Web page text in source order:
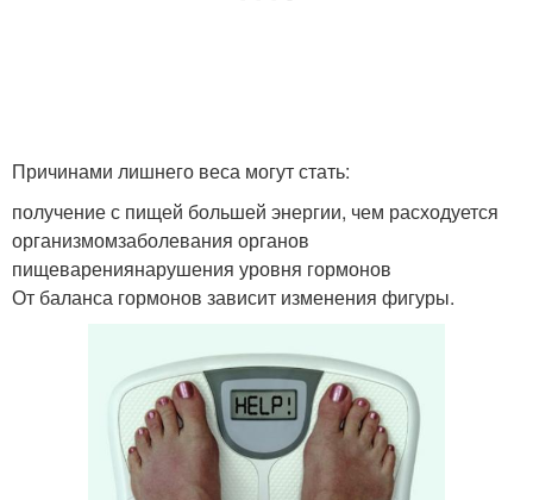
Причинами лишнего веса могут стать:
получение с пищей большей энергии, чем расходуется
организмомзаболевания органов
пищеварениянарушения уровня гормонов
От баланса гормонов зависит изменения фигуры.